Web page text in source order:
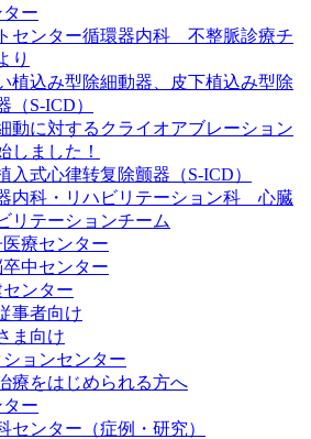
ー
センター循環器内科 不整脈診療チ
り
植込み型除細動器、皮下植込み型除
（S-ICD）
動に対するクライオアブレーション
しました！
入式心律转复除颤器（S-ICD）
内科・リハビリテーション科 心臓
リテーションチーム
療センター
中センター
ンター
事者向け
ま向け
ョンセンター
療をはじめられる方へ
ー
センター（症例・研究）